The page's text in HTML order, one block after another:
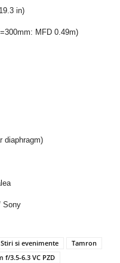
in)
MFD 0.49m)
diaphragm)
Sony
Stiri si evenimente
Tamron
f/3.5-6.3 VC PZD